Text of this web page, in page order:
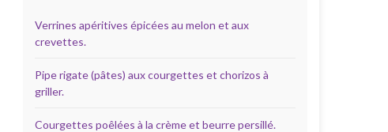
Verrines apéritives épicées au melon et aux
crevettes.
Pipe rigate (pâtes) aux courgettes et chorizos à
griller.
Courgettes poêlées à la crème et beurre persillé.